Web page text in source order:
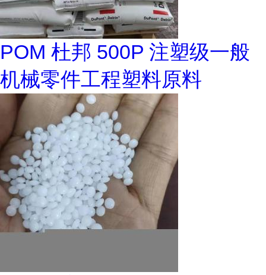
POM 杜邦 500P 注塑级一般
机械零件工程塑料原料